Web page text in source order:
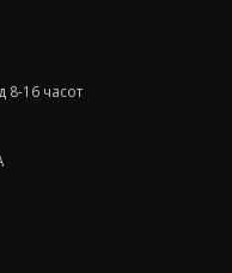
8-16 часот